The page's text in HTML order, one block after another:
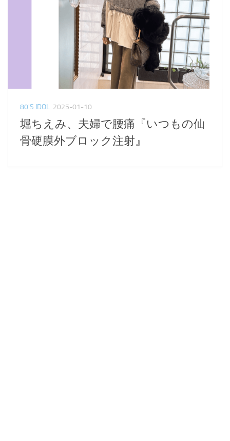
80'S IDOL 2025-01-10
堀ちえみ、夫婦で腰痛『いつもの仙
骨硬膜外ブロック注射』